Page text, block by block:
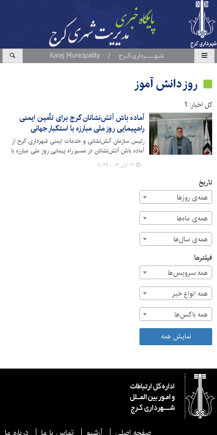
روز دانش آموز
کل اخبار: 1
آماده باش آتش‌نشانان کرج برای تأمین ایمنی
راهپیمایی روز ملی مبارزه با استکبار جهانی
رئیس سازمان آتش‌نشانی و خدمات ایمنی شهرداری کرج از
آماده باش آتش‌نشانان در مسیر راه پیمایی روز ملی مبارزه با
استکبار جهانی برای تأمین ایمنی راهپیمایان کرجی در این روز
خبر داد.
۱۲ آبان ۰۳ - ۱۰:۲۹
تاریخ
همه‌ی روزها
همه‌ی ماه‌ها
همه‌ی سال‌ها
فیلترها
همه سرویس‌ها
همه انواع خبر
همه باکس‌ها
نمایش همه